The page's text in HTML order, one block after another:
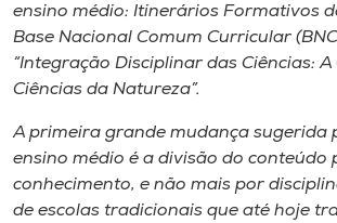
ensino médio: Itinerários Formativos
Base Nacional Comum Curricular
“Integração Disciplinar das Ciências: A
Ciências da Natureza”.
A primeira grande mudança sugerida
ensino médio é a divisão do conteúdo
conhecimento, e não mais por
de escolas tradicionais que até hoje